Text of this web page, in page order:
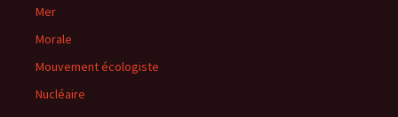
Mer
Morale
Mouvement écologiste
Nucléaire